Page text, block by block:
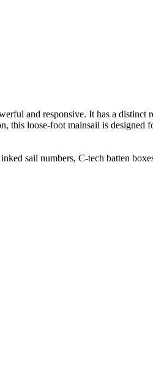
and responsive. It has a
loose-foot mainsail is designed
sail numbers, C-tech batten